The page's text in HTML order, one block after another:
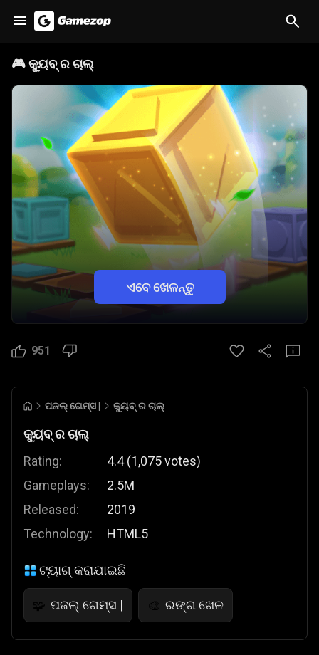
🎮କ୍ୟୁବ୍ ର ଚାଲ୍
ଏବେ ଖେଳନ୍ତୁ
951
ପଜଲ୍ ଗେମ୍ସ | କ୍ୟୁବ୍ ର ଚାଲ୍
କ୍ୟୁବ୍ ର ଚାଲ୍
Rating:
Gameplays:
Released:
Technology:
4.4 (1,075votes)
2.5M
2019
HTML5
ଟ୍ୟାଗ୍ କରାଯାଇଛି
🧩 ପଜଲ୍ ଗେମ୍ସ | 🎨 ରଙ୍ଗ ଖେଳ